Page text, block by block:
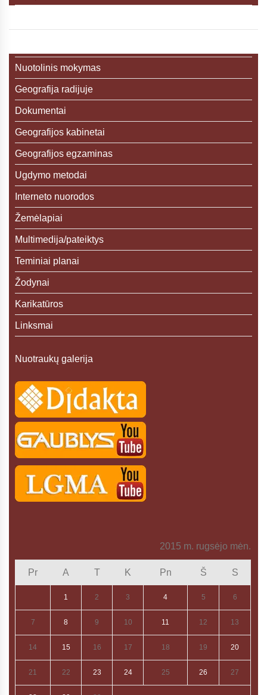
Nuotolinis mokymas
Geografija radijuje
Dokumentai
Geografijos kabinetai
Geografijos egzaminas
Ugdymo metodai
Interneto nuorodos
Žemėlapiai
Multimedija/pateiktys
Teminiai planai
Žodynai
Karikatūros
Linksmai
Nuotraukų galerija
2015 m. rugsėjo mėn.
Pr A T K Pn Š S
1 2 3 4 5 6
7 8 9 10 11 12 13
14 15 16 17 18 19 20
21 22 23 24 25 26 27